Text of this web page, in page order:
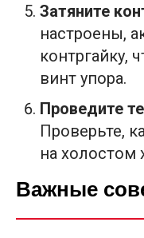
Затяните
настроены,
контргайку,
винт упора.
Проведите
Проверьте,
на холостом
Важные